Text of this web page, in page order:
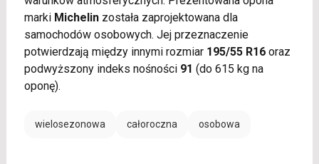
marki Michelinzostała zaprojektowana dla
samochodów osobowych. Jej przeznaczenie
potwierdzają między innymi rozmiar 195/55 R16oraz
podwyższony indeks nośności 91 (do 615 kg na
oponę).
wielosezonowa całoroczna osobowa